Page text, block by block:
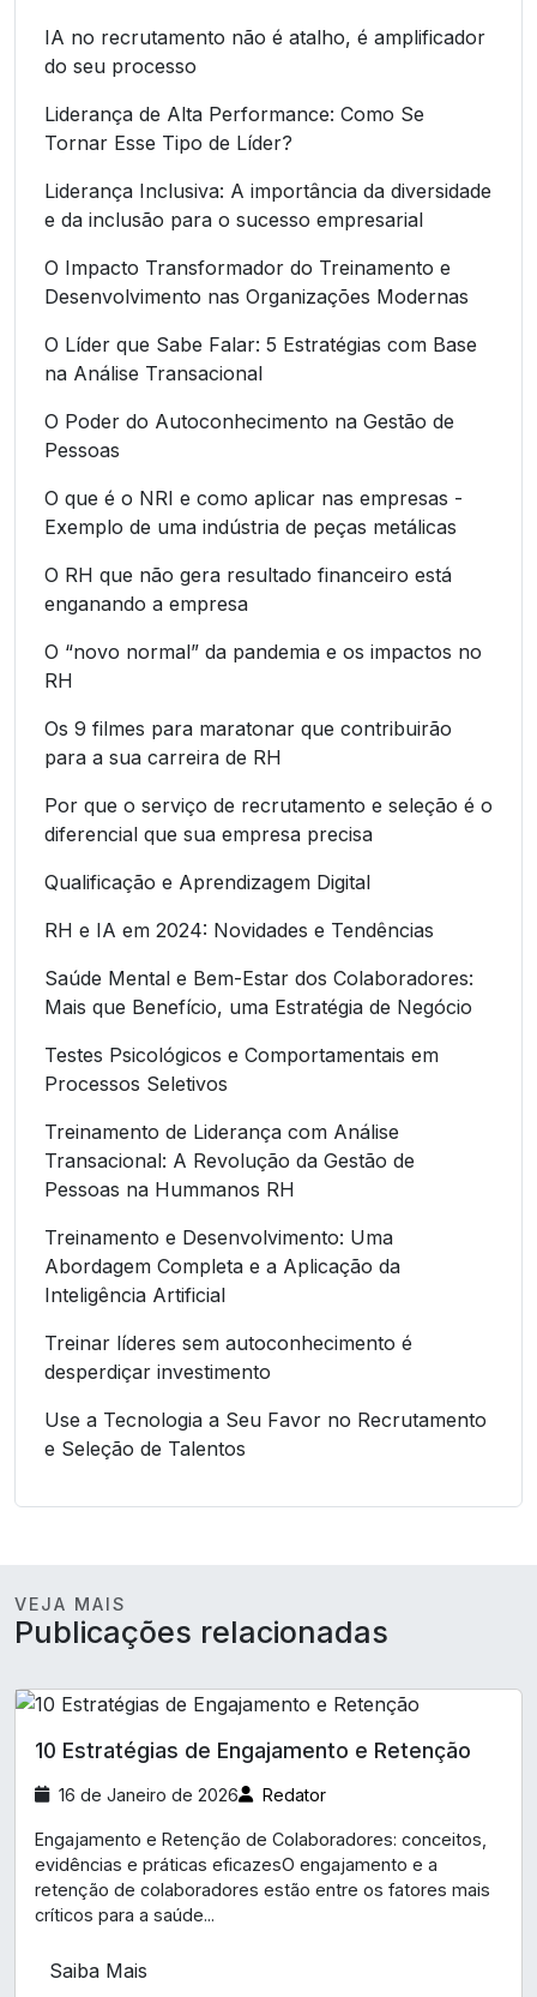
IA no recrutamento não é atalho, é amplificador
do seu processo
Liderança de Alta Performance: Como Se
Tornar Esse Tipo de Líder?
Liderança Inclusiva: A importância da diversidade
e da inclusão para o sucesso empresarial
O Impacto Transformador do Treinamento e
Desenvolvimento nas Organizações Modernas
O Líder que Sabe Falar: 5 Estratégias com Base
na Análise Transacional
O Poder do Autoconhecimento na Gestão de
Pessoas
O que é o NRI e como aplicar nas empresas -
Exemplo de uma indústria de peças metálicas
O RH que não gera resultado financeiro está
enganando a empresa
O “novo normal” da pandemia e os impactos no
RH
Os 9 filmes para maratonar que contribuirão
para a sua carreira de RH
Por que o serviço de recrutamento e seleção é o
diferencial que sua empresa precisa
Qualificação e Aprendizagem Digital
RH e IA em 2024: Novidades e Tendências
Saúde Mental e Bem-Estar dos Colaboradores:
Mais que Benefício, uma Estratégia de Negócio
Testes Psicológicos e Comportamentais em
Processos Seletivos
Treinamento de Liderança com Análise
Transacional: A Revolução da Gestão de
Pessoas na Hummanos RH
Treinamento e Desenvolvimento: Uma
Abordagem Completa e a Aplicação da
Inteligência Artificial
Treinar líderes sem autoconhecimento é
desperdiçar investimento
Use a Tecnologia a Seu Favor no Recrutamento
e Seleção de Talentos
VEJA MAIS
Publicações relacionadas
10 Estratégias de Engajamento e Retenção
16 de Janeiro de 2026 Redator
Engajamento e Retenção de Colaboradores: conceitos,
evidências e práticas eficazesO engajamento e a
retenção de colaboradores estão entre os fatores mais
críticos para a saúde...
Saiba Mais